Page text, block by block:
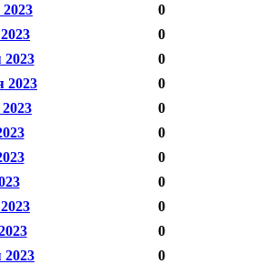
0
0
0
2023
0
0
0
0
0
0
0
0